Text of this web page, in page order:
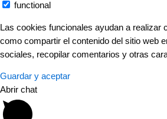
functional
Las cookies funcionales ayudan a realizar
como compartir el contenido del sitio web
sociales, recopilar comentarios y otras
Guardar y aceptar
Abrir chat